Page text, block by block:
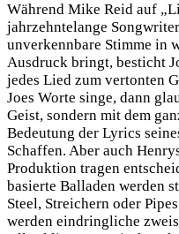
Während Mike Reid auf
jahrzehntelange
unverkennbare Stimme in
Ausdruck bringt, besticht
jedes Lied zum vertonten
Joes Worte singe, dann
Geist, sondern mit dem
Bedeutung der Lyrics
Schaffen. Aber auch
Produktion tragen
basierte Balladen werden
Steel, Streichern oder
werden eindringliche